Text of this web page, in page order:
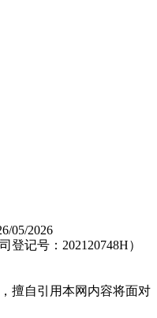
05/2026
记号：202120748H）
擅自引用本网内容将面对